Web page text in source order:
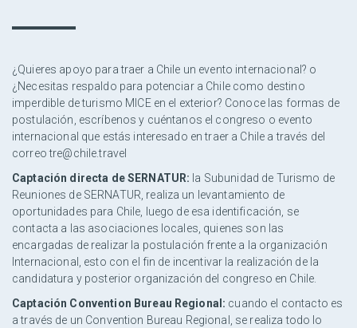
¿Quieres apoyo para traer a Chile un evento internacional? o
¿Necesitas respaldo para potenciar a Chile como destino
imperdible de turismo MICE en el exterior? Conoce las formas de
postulación, escríbenos y cuéntanos el congreso o evento
internacional que estás interesado en traer a Chile a través del
correo tre@chile.travel
Captación directa de SERNATUR: la Subunidad de Turismo de
Reuniones de SERNATUR, realiza un levantamiento de
oportunidades para Chile, luego de esa identificación, se
contacta a las asociaciones locales, quienes son las
encargadas de realizar la postulación frente a la organización
Internacional, esto con el fin de incentivar la realización de la
candidatura y posterior organización del congreso en Chile.
Captación Convention Bureau Regional: cuando el contacto es
a través de un Convention Bureau Regional, se realiza todo lo